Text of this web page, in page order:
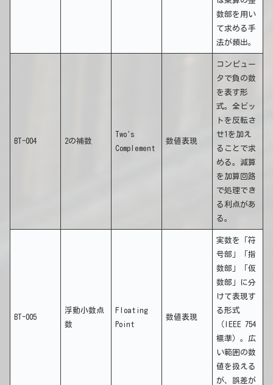
数部を用い
て求める手
法が頻出。
BT-004 2の補数
Two's
Complement
数値表現
コンピュー
タで負の数
を表す形
式。全ビッ
トを反転さ
せ1を加え
ることで求
める。減算
を加算回路
で処理でき
る利点があ
る。
BT-005
浮動小数点
数
Floating
Point
数値表現
実数を「符
号部」「指
数部」「仮
数部」に分
けて表現す
る形式
（IEEE 754
標準）。広
い範囲の数
値を扱える
が、誤差が